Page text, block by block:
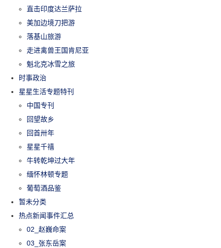
直击印度达兰萨拉
美加边境刀把游
落基山旅游
走进禽兽王国肯尼亚
魁北克冰雪之旅
时事政治
星星生活专题特刊
中国专刊
回望故乡
回首卅年
星星千禧
牛转乾坤过大年
缅怀林顿专题
葡萄酒品鉴
暂未分类
热点新闻事件汇总
02_赵巍命案
03_张东岳案